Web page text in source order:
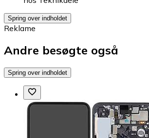
Spring over indholdet
Reklame
Andre besøgte også
Spring over indholdet